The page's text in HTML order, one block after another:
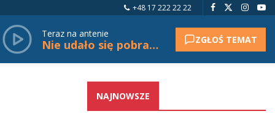
+48 17 222 22 22
Teraz na antenie
Nie udało się pobrać tytułu. ZGŁOŚ TEMAT
NAJNOWSZE